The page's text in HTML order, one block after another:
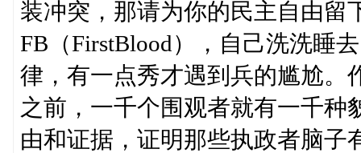
装冲突，那请为你的民主自由留
FB（FirstBlood），自己洗洗睡
律，有一点秀才遇到兵的尴尬。
之前，一千个围观者就有一千种
由和证据，证明那些执政者脑子